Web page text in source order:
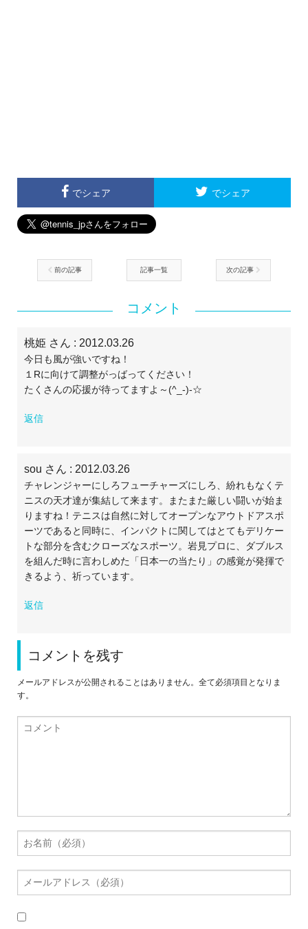
でシェア でシェア
前の記事 記事一覧 次の記事
コメント
桃姫 さん : 2012.03.26
今日も風が強いですね！
１Rに向けて調整がっばってください！
たくさんの応援が待ってますよ～(^_-)-☆
返信
sou さん : 2012.03.26
チャレンジャーにしろフューチャーズにしろ、紛れもなくテ
ニスの天才達が集結して来ます。またまた厳しい闘いが始ま
りますね！テニスは自然に対してオープンなアウトドアスポ
ーツであると同時に、インパクトに関してはとてもデリケー
トな部分を含むクローズなスポーツ。岩見プロに、ダブルス
を組んだ時に言わしめた「日本一の当たり」の感覚が発揮で
きるよう、祈っています。
返信
コメントを残す
メールアドレスが公開されることはありません。全て必須項目となりま
す。